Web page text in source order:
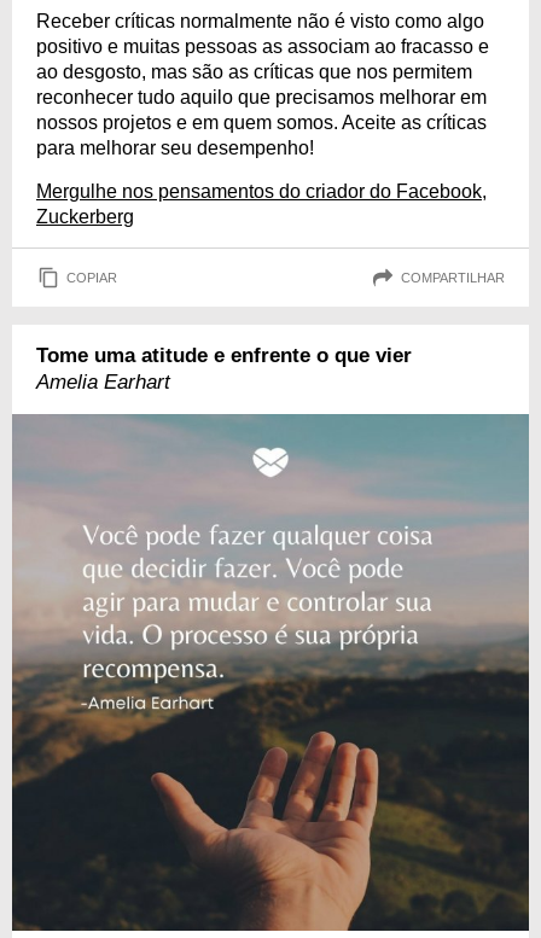
Receber críticas normalmente não é visto como algo
positivo e muitas pessoas as associam ao fracasso e
ao desgosto, mas são as críticas que nos permitem
reconhecer tudo aquilo que precisamos melhorar em
nossos projetos e em quem somos. Aceite as críticas
para melhorar seu desempenho!
Mergulhe nos pensamentos do criador do Facebook,
Zuckerberg
COPIAR COMPARTILHAR
Tome uma atitude e enfrente o que vier
Amelia Earhart